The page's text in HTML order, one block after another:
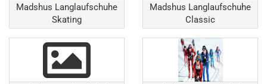
Madshus Langlaufschuhe
Skating
Madshus Langlaufschuhe
Classic